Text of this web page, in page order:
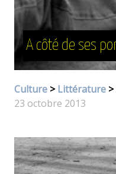
A côté de ses
Culture >Littérature
23 octobre 2013